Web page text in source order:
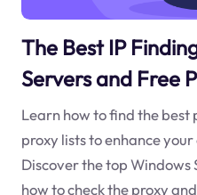
The Best IP
Servers and Free
Learn how to find the best
proxy lists to enhance
Discover the top Windows
how to check the proxy